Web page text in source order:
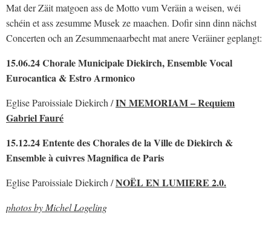
Mat der Zäit matgoen ass de Motto vum Veräin a weisen, wéi
schéin et ass zesumme Musek ze maachen. Dofir sinn dinn nächst
Concerten och an Zesummenaarbecht mat anere Veräiner geplangt:
15.06.24 Chorale Municipale Diekirch, Ensemble Vocal
Eurocantica & Estro Armonico
Eglise Paroissiale Diekirch /IN MEMORIAM – Requiem
Gabriel Fauré
15.12.24 Entente des Chorales de la Ville de Diekirch &
Ensemble à cuivres Magnifica de Paris
Eglise Paroissiale Diekirch /NOËL EN LUMIERE 2.0.
photos by Michel Logeling